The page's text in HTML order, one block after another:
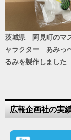
茨城県 阿見町のマ
ャラクター あみっ
るみを製作しました
広報企画社の実